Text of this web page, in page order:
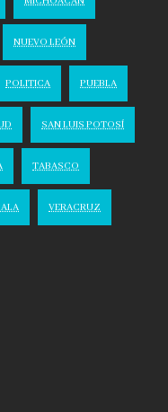
NUEVO LEÓN
POLITICA PUEBLA
SAN LUIS POTOSÍ
TABASCO
VERACRUZ